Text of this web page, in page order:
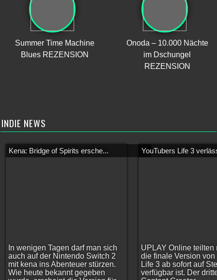
Summer Time Machine
Blues REZENSION
Onoda – 10.000 Nächte
im Dschungel
REZENSION
INDIE NEWS
Kena: Bridge of Spirits ersche...
In wenigen Tagen darf man sich
auch auf der Nintendo Switch 2
mit kena ins Abenteuer stürzen.
Wie heute bekannt gegeben
YouTubers Life 3
UPLAY Online teilten
die finale Version von
Life 3 ab sofort auf
verfügbar ist. Der